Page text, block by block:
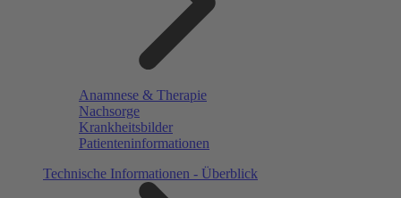
Anamnese & Therapie
Nachsorge
Krankheitsbilder
Patienteninformationen
Technische Informationen - Überblick